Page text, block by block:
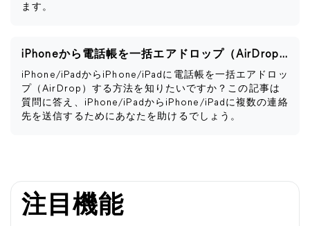
ます。
iPhoneから電話帳を一括エアドロップ（AirDrop）する方法
iPhone/iPadからiPhone/iPadに電話帳を一括エアドロッ
プ（AirDrop）する方法を知りたいですか？この記事は
質問に答え、iPhone/iPadからiPhone/iPadに複数の連絡
先を送信するためにあなたを助けるでしょう。
注目機能